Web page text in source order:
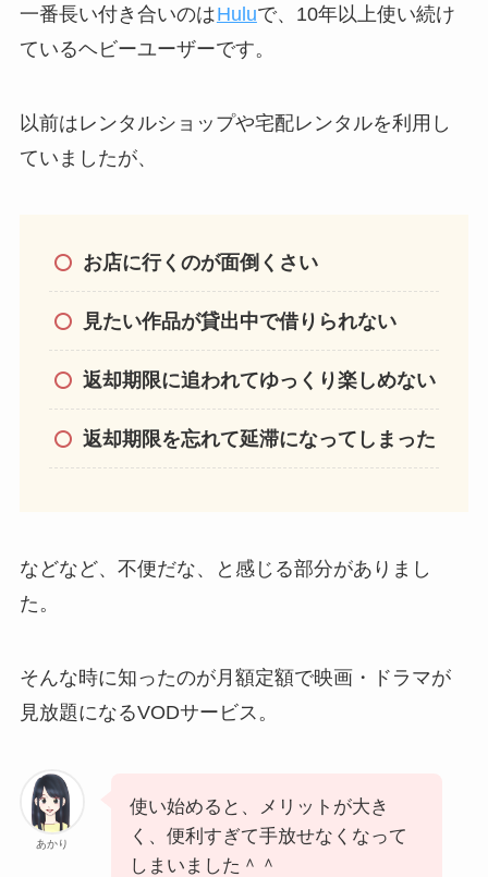
一番長い付き合いのはHuluで、10年以上使い続け
ているヘビーユーザーです。
以前はレンタルショップや宅配レンタルを利用し
ていましたが、
お店に行くのが面倒くさい
見たい作品が貸出中で借りられない
返却期限に追われてゆっくり楽しめない
返却期限を忘れて延滞になってしまった
などなど、不便だな、と感じる部分がありまし
た。
そんな時に知ったのが月額定額で映画・ドラマが
見放題になるVODサービス。
あかり
使い始めると、メリットが大き
く、便利すぎて手放せなくなって
しまいました＾＾